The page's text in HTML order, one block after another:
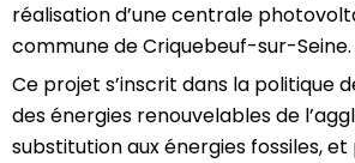
réalisation d’une centrale
commune de Criquebeuf-sur-Seine.
Ce projet s’inscrit dans la politique
des énergies renouvelables de
substitution aux énergies fossiles,